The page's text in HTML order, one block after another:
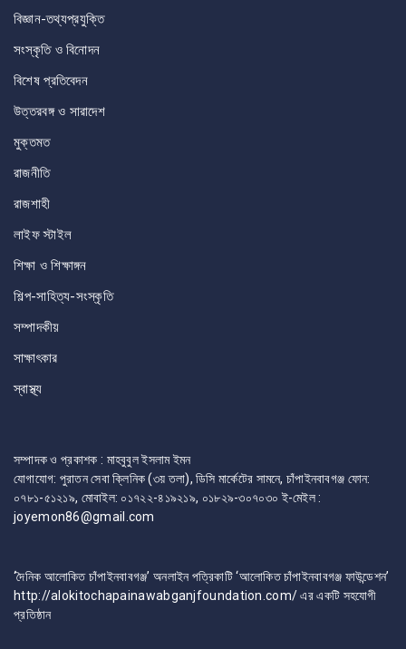
বিজ্ঞান-তথ্যপ্রযুক্তি
সংস্কৃতি ও বিনোদন
বিশেষ প্রতিবেদন
উত্তরবঙ্গ ও সারাদেশ
মুক্তমত
রাজনীতি
রাজশাহী
লাইফ স্টাইল
শিক্ষা ও শিক্ষাঙ্গন
শিল্প-সাহিত্য-সংস্কৃতি
সম্পাদকীয়
সাক্ষাৎকার
স্বাস্থ্য
সম্পাদক ও প্রকাশক : মাহবুবুল ইসলাম ইমন
যোগাযোগ: পুরাতন সেবা ক্লিনিক (৩য় তলা), ডিসি মার্কেটের সামনে, চাঁপাইনবাবগঞ্জ ফোন:
০৭৮১-৫১২১৯, মোবাইল: ০১৭২২-৪১৯২১৯, ০১৮২৯-৩০৭০৩০ ই-মেইল :
joyemon86@gmail.com
‘দৈনিক আলোকিত চাঁপাইনবাবগঞ্জ’ অনলাইন পত্রিকাটি ‘আলোকিত চাঁপাইনবাবগঞ্জ ফাউন্ডেশন’
http://alokitochapainawabganjfoundation.com/ এর একটি সহযোগী
প্রতিষ্ঠান